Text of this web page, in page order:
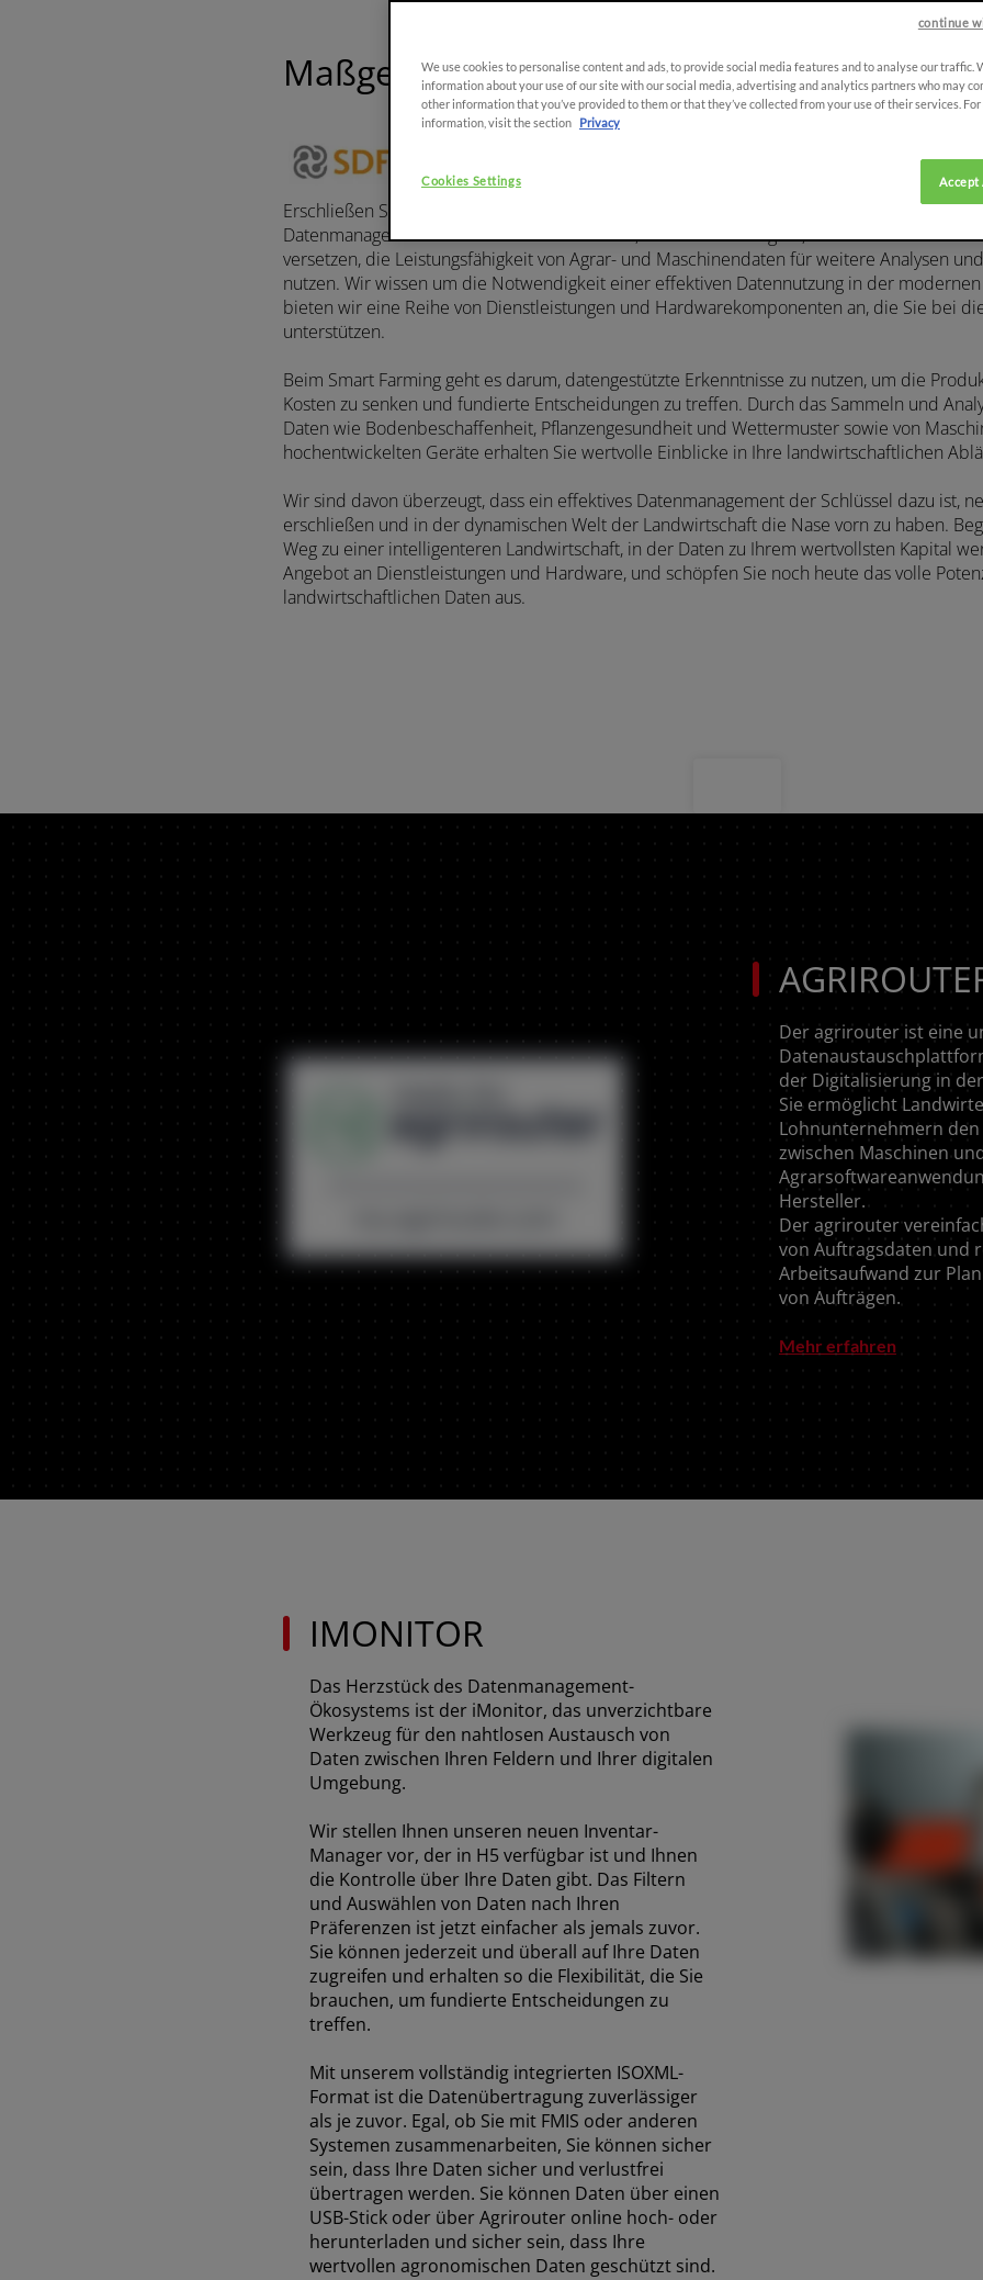
Weitere Informationen
MIDDLE-EAST
Africa and Middle-East (English)
Afrique et Moyen Orient (Français)
ASIA
South East Asia (English)
FAR EAST AND
PACIFIC
Far East and Pacific (English)
Angebot anfordern Für den newsletter anmelden
Maßgeschneiderte
Erschließen Sie das Smart-Farming-Potenzial. Im Zeitalter der digitalen Transformation
Datenmanagement eine entscheidende Rolle, wenn es darum geht, Landwirte und
versetzen, die Leistungsfähigkeit von Agrar- und Maschinendaten für weitere Analysen
nutzen. Wir wissen um die Notwendigkeit einer effektiven Datennutzung in der
bieten wir eine Reihe von Dienstleistungen und Hardwarekomponenten an, die Sie bei
unterstützen.
Beim Smart Farming geht es darum, datengestützte Erkenntnisse zu nutzen, um die
Kosten zu senken und fundierte Entscheidungen zu treffen. Durch das Sammeln und
Daten wie Bodenbeschaffenheit, Pflanzengesundheit und Wettermuster sowie von
hochentwickelten Geräte erhalten Sie wertvolle Einblicke in Ihre landwirtschaftlichen
Wir sind davon überzeugt, dass ein effektives Datenmanagement der Schlüssel dazu ist,
erschließen und in der dynamischen Welt der Landwirtschaft die Nase vorn zu haben.
Weg zu einer intelligenteren Landwirtschaft, in der Daten zu Ihrem wertvollsten Kapital
Angebot an Dienstleistungen und Hardware, und schöpfen Sie noch heute das volle
landwirtschaftlichen Daten aus.
Der agrirouter ist eine
der Digitalisierung in
Sie ermöglicht
Lohnunternehmern
zwischen Maschinen
Hersteller.
Der agrirouter
von Auftragsdaten und
Arbeitsaufwand zur
von Aufträgen.
Mehr erfahren
IMONITOR
Das Herzstück des Datenmanagement-
Ökosystems ist der iMonitor, das unverzichtbare
Werkzeug für den nahtlosen Austausch von
Daten zwischen Ihren Feldern und Ihrer digitalen
Umgebung.
Wir stellen Ihnen unseren neuen Inventar-
Manager vor, der in H5 verfügbar ist und Ihnen
die Kontrolle über Ihre Daten gibt. Das Filtern
und Auswählen von Daten nach Ihren
Präferenzen ist jetzt einfacher als jemals zuvor.
Sie können jederzeit und überall auf Ihre Daten
zugreifen und erhalten so die Flexibilität, die Sie
brauchen, um fundierte Entscheidungen zu
treffen.
Mit unserem vollständig integrierten ISOXML-
Format ist die Datenübertragung zuverlässiger
als je zuvor. Egal, ob Sie mit FMIS oder anderen
Systemen zusammenarbeiten, Sie können sicher
sein, dass Ihre Daten sicher und verlustfrei
übertragen werden. Sie können Daten über einen
USB-Stick oder über Agrirouter online hoch- oder
herunterladen und sicher sein, dass Ihre
wertvollen agronomischen Daten geschützt sind.
We use cookies to personalise content and ads, to provide social media features and to analyse our traffic.
information about your use of our site with our social media, advertising and analytics partners who may
other information that you’ve provided to them or that they’ve collected from your use of their services. For
information, visit the section
Privacy
continue
Accept
Cookies Settings